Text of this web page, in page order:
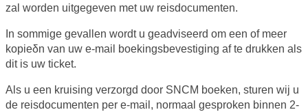
zal worden uitgegeven met uw reisdocumenten.
In sommige gevallen wordt u geadviseerd om een of meer
kopieδn van uw e-mail boekingsbevestiging af te drukken als
dit is uw ticket.
Als u een kruising verzorgd door SNCM boeken, sturen wij u
de reisdocumenten per e-mail, normaal gesproken binnen 2-